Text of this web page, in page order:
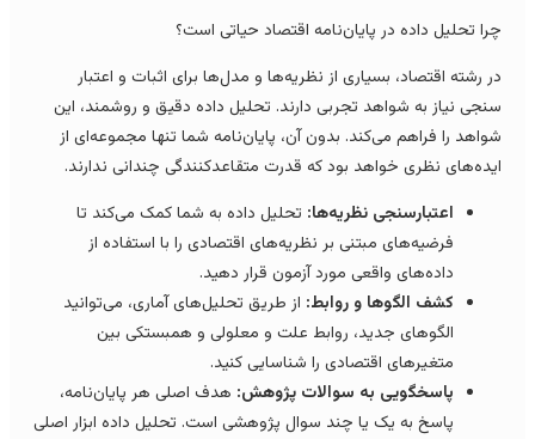
تحلیل داده در پایان‌نامه اقتصاد حیاتی است؟
رشته اقتصاد، بسیاری از نظریه‌ها و مدل‌ها برای اثبات و اعتبار
نیاز به شواهد تجربی دارند. تحلیل داده دقیق و روشمند، این
را فراهم می‌کند. بدون آن، پایان‌نامه شما تنها مجموعه‌ای از
نظری خواهد بود که قدرت متقاعدکنندگی چندانی ندارند.
اعتبارسنجی نظریه‌ها:تحلیل داده به شما کمک می‌کند تا
فرضیه‌های مبتنی بر نظریه‌های اقتصادی را با استفاده از
داده‌های واقعی مورد آزمون قرار دهید.
کشف الگوها و روابط:از طریق تحلیل‌های آماری، می‌توانید
الگوهای جدید، روابط علت و معلولی و همبستکی بین
متغیرهای اقتصادی را شناسایی کنید.
پاسخگویی به سوالات پژوهش:هدف اصلی هر پایان‌نامه،
پاسخ به یک یا چند سوال پژوهشی است. تحلیل داده ابزار اصلی